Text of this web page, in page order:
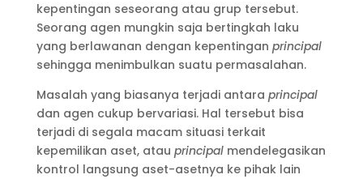
kepentingan seseorang atau grup tersebut.
Seorang agen mungkin saja bertingkah laku
yang berlawanan dengan kepentingan principal
sehingga menimbulkan suatu permasalahan.
Masalah yang biasanya terjadi antara principal
dan agen cukup bervariasi. Hal tersebut bisa
terjadi di segala macam situasi terkait
kepemilikan aset, atau principalmendelegasikan
kontrol langsung aset-asetnya ke pihak lain